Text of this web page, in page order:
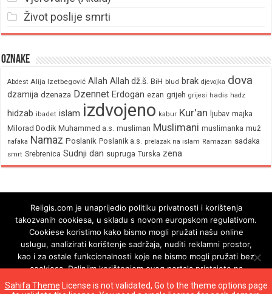
Život poslije smrti
Oznake
Abdest Alija Izetbegović Allah Allah dž.š. BiH blud brak djevojka dova
dzamija dzenaza Dzennet Erdogan ezan grijeh grijesi hadis hadz
hidzab ibadet islam izdvojeno kabur Kur'an ljubav majka
Milorad Dodik Muhammed a.s. musliman Muslimani muslimanka muž
nafaka Namaz Poslanik Poslanik a.s. prelazak na islam Ramazan sadaka
smrt Srebrenica Sudnji dan supruga Turska zena
Sahifa Theme License is not validated, Go to the theme options page
Religis.com je unaprijedio politiku privatnosti i korištenja
takozvanih cookiesa, u skladu s novom europskom regulativom.
Cookiese koristimo kako bismo mogli pružati našu online
uslugu, analizirati korištenje sadržaja, nuditi reklamni prostor,
kao i za ostale funkcionalnosti koje ne bismo mogli pružati bez
cookiesa. Daljnjim korištenjem ovog portala pristajete na
korištenje cookiesa.